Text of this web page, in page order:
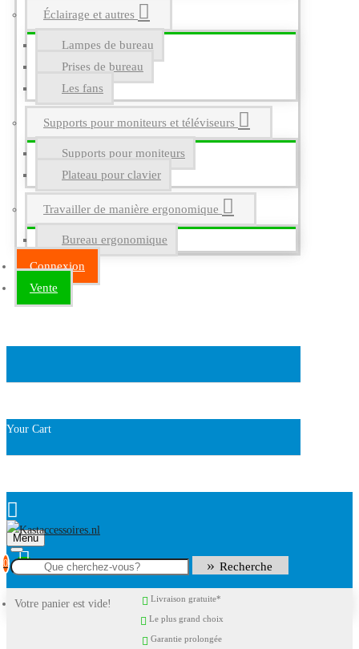
Éclairage et autres
Lampes de bureau
Prises de bureau
Les fans
Supports pour moniteurs et téléviseurs
Supports pour moniteurs
Plateau pour clavier
Travailler de manière ergonomique
Bureau ergonomique
Connexion
Vente
Your Cart
Menu
0
Votre panier est vide!
Recherche
Livraison gratuite*
Le plus grand choix
Garantie prolongée